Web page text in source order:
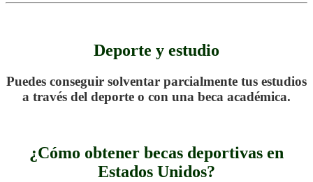
Deporte y estudio
Puedes conseguir solventar parcialmente tus estudios
a través del deporte o con una beca académica.
¿Cómo obtener becas deportivas en
Estados Unidos?